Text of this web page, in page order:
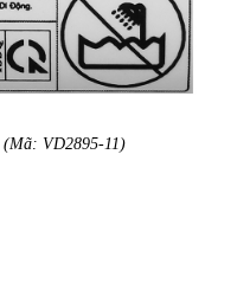
(Mã: VD2895-11)